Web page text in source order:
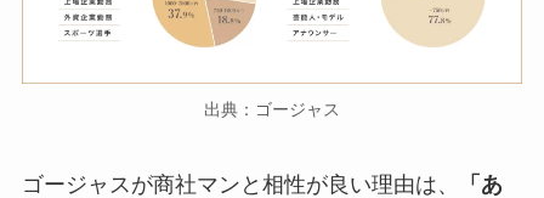
出典：ゴージャス
ゴージャスが商社マンと相性が良い理由は、
「あ